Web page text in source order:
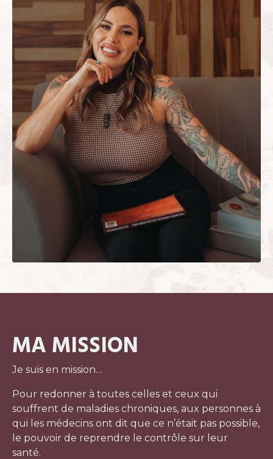
MA MISSION
Je suis en mission…
Pour redonner à toutes celles et ceux qui
souffrent de maladies chroniques, aux personnes à
qui les médecins ont dit que ce n’était pas possible,
le pouvoir de reprendre le contrôle sur leur
santé.